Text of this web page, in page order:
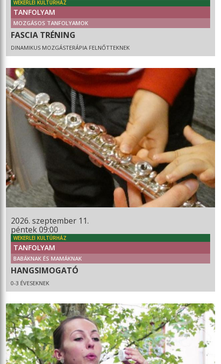
WEKERLEI KULTÚRHÁZ
TANFOLYAM
MOZGÁSOS TANFOLYAMOK
FASCIA TRÉNING
DINAMIKUS MOZGÁSTERÁPIA FELNŐTTEKNEK
2026. szeptember 11.
péntek 09:00
WEKERLEI KULTÚRHÁZ
TANFOLYAM
BABÁKNAK ÉS MAMÁKNAK
HANGSIMOGATÓ
0-3 ÉVESEKNEK